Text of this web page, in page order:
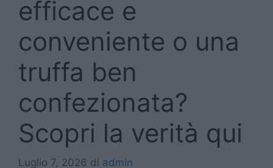
efficace e
conveniente o una
truffa ben
confezionata?
Scopri la verità qui
Luglio 7, 2026 di admin